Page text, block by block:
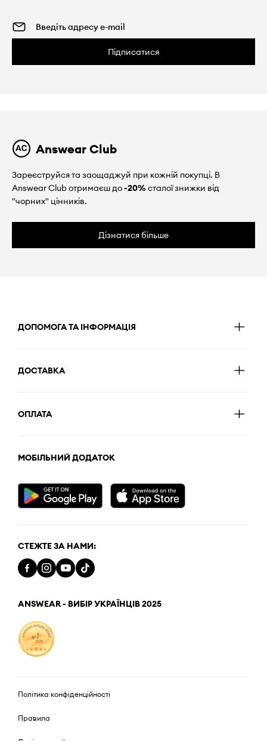
Підписатися
Answear Club
Зареєструйся та заощаджуй при кожній покупці. В
Answear Club отримаєш до-20%сталої знижки від
"чорних" цінників.
Дізнатися більше
ДОПОМОГА ТА ІНФОРМАЦІЯ
ДОСТАВКА
ОПЛАТА
МОБІЛЬНИЙ ДОДАТОК
СТЕЖТЕ ЗА НАМИ:
ANSWEAR - ВИБІР УКРАЇНЦІВ 2025
Політика конфіденційності
Правила